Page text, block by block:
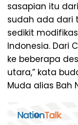
sasapian itu
sudah ada dari
sedikit
Indonesia. Dari
ke beberapa
utara,” kata
Muda alias Bah